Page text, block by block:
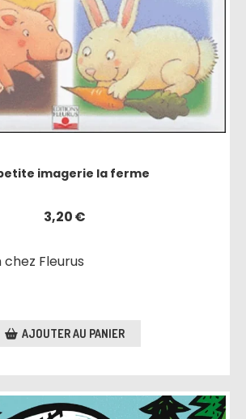
imagerie la ferme
3,20€
Fleurus
AJOUTER AU PANIER